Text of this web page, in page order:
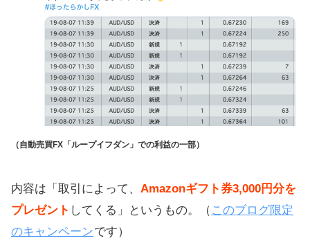
（自動売買FX「ループイフダン」での利益の一部）
内容は「取引によって、 Amazonギフト券3,000円分を
プレゼント してくる」というもの。（ このブログ限定
のキャンペーンです）